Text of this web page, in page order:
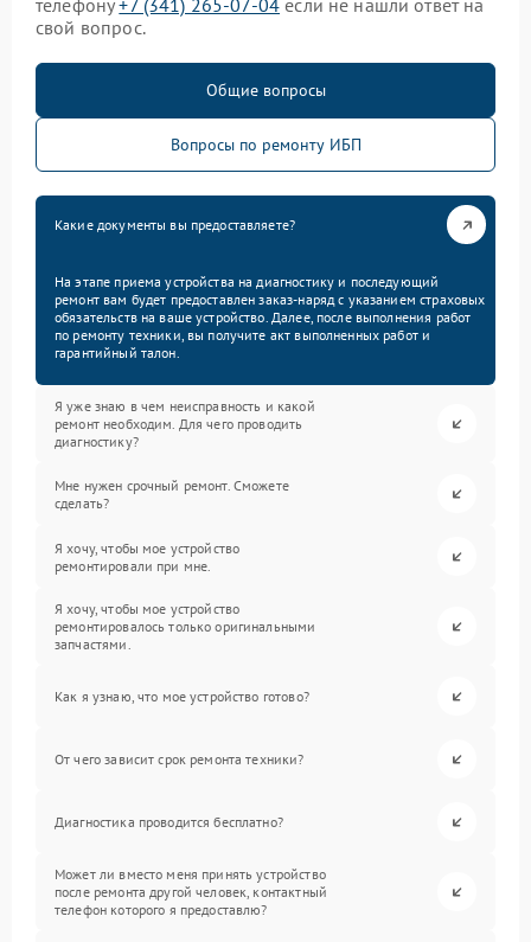
телефону+7 (341) 265-07-04 если не нашли ответ на
свой вопрос.
Общие вопросы
Вопросы по ремонту ИБП
Какие документы вы предоставляете?
На этапе приема устройства на диагностику и последующий
ремонт вам будет предоставлен заказ-наряд с указанием страховых
обязательств на ваше устройство. Далее, после выполнения работ
по ремонту техники, вы получите акт выполненных работ и
гарантийный талон.
Я уже знаю в чем неисправность и какой
ремонт необходим. Для чего проводить
диагностику?
Мне нужен срочный ремонт. Сможете
сделать?
Я хочу, чтобы мое устройство
ремонтировали при мне.
Я хочу, чтобы мое устройство
ремонтировалось только оригинальными
запчастями.
Как я узнаю, что мое устройство готово?
От чего зависит срок ремонта техники?
Диагностика проводится бесплатно?
Может ли вместо меня принять устройство
после ремонта другой человек, контактный
телефон которого я предоставлю?